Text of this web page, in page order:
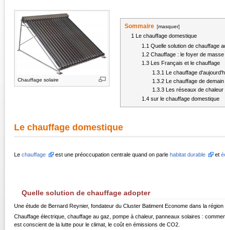
Chauffage solaire
Sommaire [masquer]
1 Le chauffage domestique
1.1 Quelle solution de chauffage
1.2 Chauffage : le foyer de masse
1.3 Les Français et le chauffage
1.3.1
Le chauffage
1.3.2
Le chauffage de
1.3.3 Les réseaux de
1.4 sur le chauffage domestique
Le chauffage domestique
Le chauffage est une préoccupation centrale quand on parle habitat durable et
Quelle solution de chauffage adopter
Une étude de Bernard Reynier, fondateur du Cluster Batiment Econome dans la région
Chauffage électrique, chauffage au gaz, pompe à chaleur, panneaux solaires :
est conscient de la lutte pour le climat, le coût en émissions de CO2.